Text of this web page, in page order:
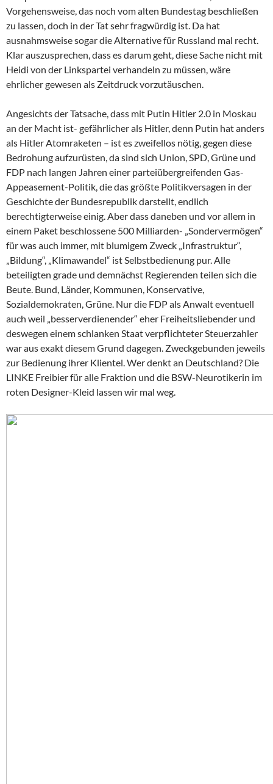
Vorgehensweise, das noch vom alten Bundestag beschließen
zu lassen, doch in der Tat sehr fragwürdig ist. Da hat
ausnahmsweise sogar die Alternative für Russland mal recht.
Klar auszusprechen, dass es darum geht, diese Sache nicht mit
Heidi von der Linkspartei verhandeln zu müssen, wäre
ehrlicher gewesen als Zeitdruck vorzutäuschen.
Angesichts der Tatsache, dass mit Putin Hitler 2.0 in Moskau
an der Macht ist- gefährlicher als Hitler, denn Putin hat anders
als Hitler Atomraketen – ist es zweifellos nötig, gegen diese
Bedrohung aufzurüsten, da sind sich Union, SPD, Grüne und
FDP nach langen Jahren einer parteiübergreifenden Gas-
Appeasement-Politik, die das größte Politikversagen in der
Geschichte der Bundesrepublik darstellt, endlich
berechtigterweise einig. Aber dass daneben und vor allem in
einem Paket beschlossene 500 Milliarden- „Sondervermögen“
für was auch immer, mit blumigem Zweck „Infrastruktur“,
„Bildung“, „Klimawandel“ ist Selbstbedienung pur. Alle
beteiligten grade und demnächst Regierenden teilen sich die
Beute. Bund, Länder, Kommunen, Konservative,
Sozialdemokraten, Grüne. Nur die FDP als Anwalt eventuell
auch weil „besserverdienender“ eher Freiheitsliebender und
deswegen einem schlanken Staat verpflichteter Steuerzahler
war aus exakt diesem Grund dagegen. Zweckgebunden jeweils
zur Bedienung ihrer Klientel. Wer denkt an Deutschland? Die
LINKE Freibier für alle Fraktion und die BSW-Neurotikerin im
roten Designer-Kleid lassen wir mal weg.